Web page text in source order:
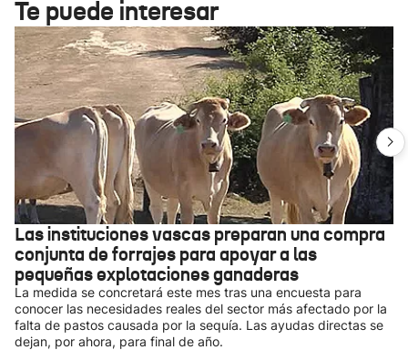
Te puede interesar
Las instituciones vascas preparan una compra
conjunta de forrajes para apoyar a las
pequeñas explotaciones ganaderas
La medida se concretará este mes tras una encuesta para
conocer las necesidades reales del sector más afectado por la
falta de pastos causada por la sequía. Las ayudas directas se
dejan, por ahora, para final de año.